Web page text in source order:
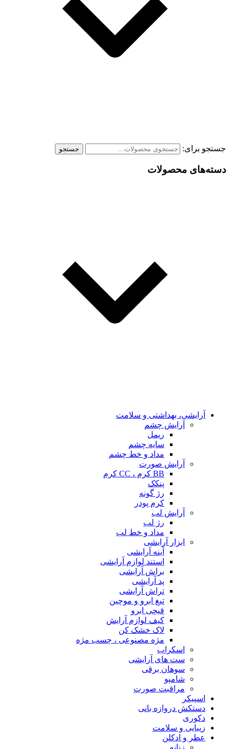
جستجو برای: جستجو
دسته‌های محصولات
آرایشی، بهداشتی و سلامت
آرایش چشم
ریمل
سایه چشم
مداد و خط چشم
آرایش صورت
BB کرم ، CC کرم
پنکک
رژ گونه
کرم پودر
آرایش لب
رژ لب
مداد و خط لب
ابزار آرایشی
آینه آرایشی
استند لوازم آرایشی
براش آرایشی
پد آرایشی
تراش آرایشی
تیغ ابرو و موچین
قیچی ابرو
کیف لوازم آرایش
لاک خشک کن
مژه مصنوعی ، چسب مژه
اسکراب
ست های آرایشی
سوهان برقی
شامپو
مراقبت صورت
اسپیکر
دستکش دروازه بانی
دکوری
زیبایی و سلامت
عطر و ادکلن
زنانه